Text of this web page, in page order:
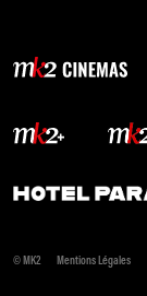
© MK2 Mentions Légales